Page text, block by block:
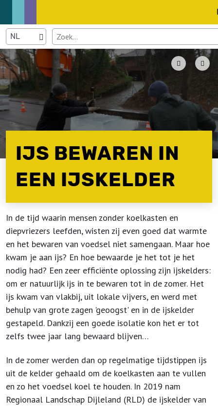
IJS BEWAREN IN
EEN IJSKELDER
In de tijd waarin mensen zonder koelkasten en
diepvriezers leefden, wisten zij even goed dat warmte
en het bewaren van voedsel niet samengaan. Maar hoe
kwam je aan ijs? En hoe bewaarde je het tot je het
nodig had? Een zeer efficiënte oplossing zijn ijskelders:
om er natuurlijk ijs in te bewaren tot in de zomer. Het
ijs kwam van vlakbij, uit lokale vijvers, en werd met
behulp van grote zagen 'geoogst' en in de ijskelder
gestapeld. Dankzij een goede isolatie kon het er tot
zelfs twee jaar lang bewaard blijven…
In de zomer werden dan op regelmatige tijdstippen ijs
uit de kelder gehaald om de koelkasten aan te vullen
en zo het voedsel koel te houden. In 2019 nam
Regionaal Landschap Dijleland (RLD) de ijskelder van